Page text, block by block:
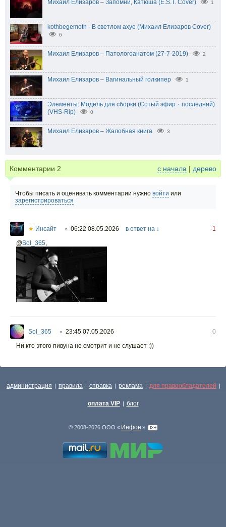
Михаил Елизаров – Запомни, Катюша (E.S.T. Cover) 1
kothbegemoth - В светлом ахуе (Михаил Елизаров Cover)
6
Михаил Елизаров – Патологоанатом (27-7-2019) 2
Михаил Елизаров – Вагинальный голкипер 1
Элементы: Модель для сборки (Сотый эфир ٠ последний)
(VHS-Rip)
0
Михаил Елизаров – Жалобная книга 3
Комментарии 2 с начала | дерево
Чтобы писать и оценивать комментарии нужно войти или
зарегистрироваться
★ Инсайт ○ 06:22 08.05.2026 в ответ на ↓
-1
@Sol_365,
Sol_365 ○ 23:45 07.05.2026
0
Ни кто этого пивуна не смотрит и не слушает :))
администрация | правила | справка | реклама | для правообладателей |
оплата VIP | блог
© 2008-2026 ООО « Инфон »